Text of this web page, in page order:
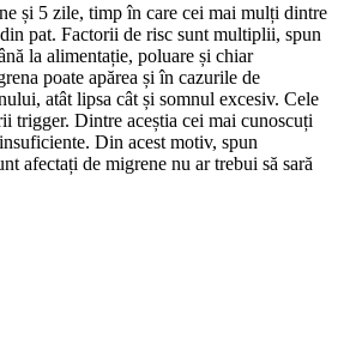
și 5 zile, timp în care cei mai mulți dintre
pat. Factorii de risc sunt multiplii, spun
la alimentație, poluare și chiar
poate apărea și în cazurile de
atât lipsa cât și somnul excesiv. Cele
trigger. Dintre aceștia cei mai cunoscuți
Din acest motiv, spun
afectați de migrene nu ar trebui să sară